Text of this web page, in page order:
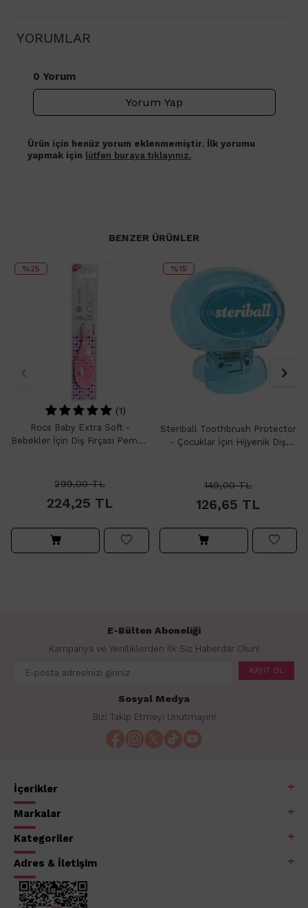
YORUMLAR
0 Yorum
Yorum Yap
Ürün için henüz yorum eklenmemiştir. İlk yorumu
yapmak için lütfen buraya tıklayınız.
BENZER ÜRÜNLER
%25
(1)
Rocs Baby Extra Soft -
Bebekler İçin Diş Fırçası Pembe
299,00TL
224,25 TL
%15
Steriball Toothbrush Protector
- Çocuklar İçin Hijyenik Diş
149,00TL
126,65 TL
E-Bülten Aboneliği
Kampanya ve Yeniliklerden İlk Siz Haberdar Olun!
KAYIT OL
Sosyal Medya
Bizi Takip Etmeyi Unutmayın!
İçerikler
Markalar
Kategoriler
Adres & İletişim